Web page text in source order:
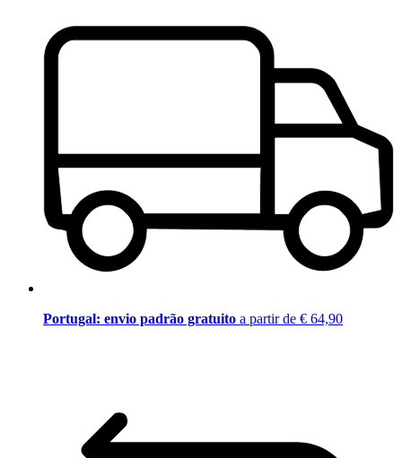
Portugal: envio padrão gratuito a partir de € 64,90